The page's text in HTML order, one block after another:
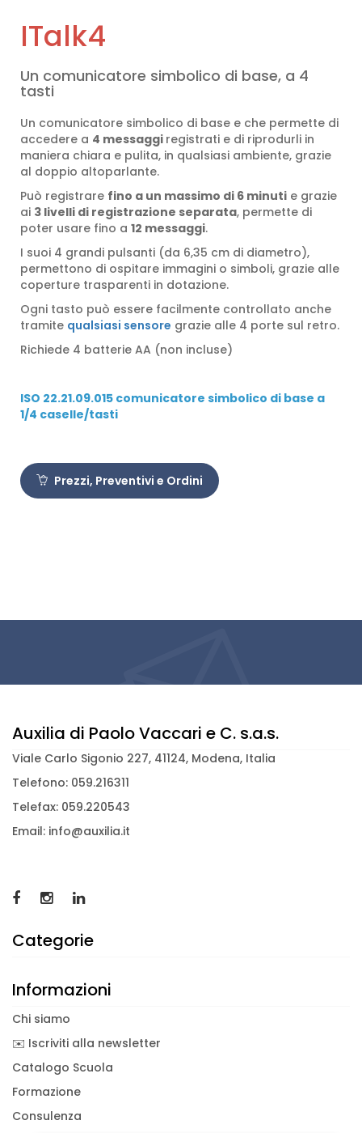
ITalk4
Un comunicatore simbolico di base, a 4
tasti
Un comunicatore simbolico di base e che permette di
accedere a 4 messaggi registrati e di riprodurli in
maniera chiara e pulita, in qualsiasi ambiente, grazie
al doppio altoparlante.
Può registrare fino a un massimo di 6 minuti e grazie
ai 3 livelli di registrazione separata, permette di
poter usare fino a 12 messaggi.
I suoi 4 grandi pulsanti (da 6,35 cm di diametro),
permettono di ospitare immagini o simboli, grazie alle
coperture trasparenti in dotazione.
Ogni tasto può essere facilmente controllato anche
tramite qualsiasi sensore grazie alle 4 porte sul retro.
Richiede 4 batterie AA (non incluse)
ISO 22.21.09.015 comunicatore simbolico di base a
1/4 caselle/tasti
Prezzi, Preventivi e Ordini
Auxilia di Paolo Vaccari e C. s.a.s.
Viale Carlo Sigonio 227, 41124, Modena, Italia
Telefono: 059.216311
Telefax: 059.220543
Email: info@auxilia.it
Categorie
Informazioni
Chi siamo
✉️ Iscriviti alla newsletter
Catalogo Scuola
Formazione
Consulenza